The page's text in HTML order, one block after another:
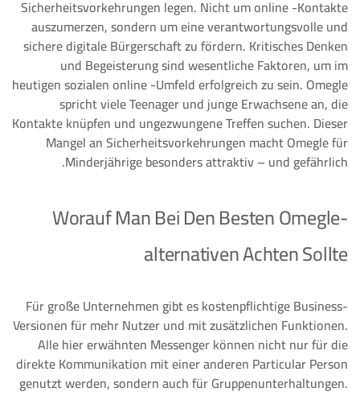
Sicherheitsvorkehrungen legen. Nicht um online -Kontakte
auszumerzen, sondern um eine verantwortungsvolle und
sichere digitale Bürgerschaft zu fördern. Kritisches Denken
und Begeisterung sind wesentliche Faktoren, um im
heutigen sozialen online -Umfeld erfolgreich zu sein. Omegle
spricht viele Teenager und junge Erwachsene an, die
Kontakte knüpfen und ungezwungene Treffen suchen. Dieser
Mangel an Sicherheitsvorkehrungen macht Omegle für
Minderjährige besonders attraktiv – und gefährlich.
Worauf Man Bei Den Besten Omegle-
alternativen Achten Sollte
Für große Unternehmen gibt es kostenpflichtige Business-
Versionen für mehr Nutzer und mit zusätzlichen Funktionen.
Alle hier erwähnten Messenger können nicht nur für die
direkte Kommunikation mit einer anderen Particular Person
genutzt werden, sondern auch für Gruppenunterhaltungen.